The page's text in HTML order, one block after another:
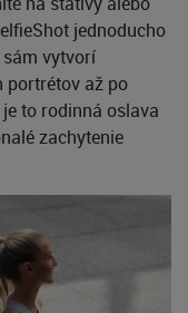
jednoducho
sám vytvorí
portrétov až po
to rodinná oslava
zachytenie